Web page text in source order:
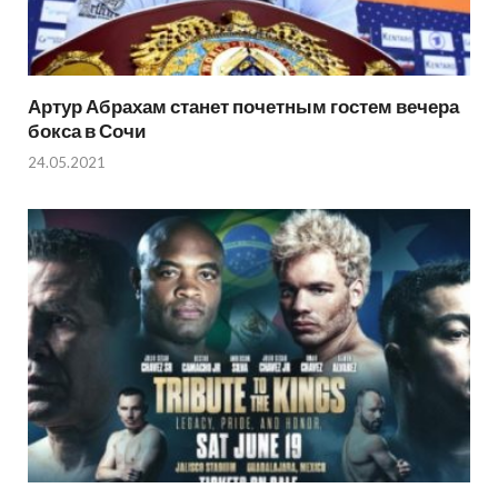
Артур Абрахам станет почетным гостем вечера
бокса в Сочи
24.05.2021